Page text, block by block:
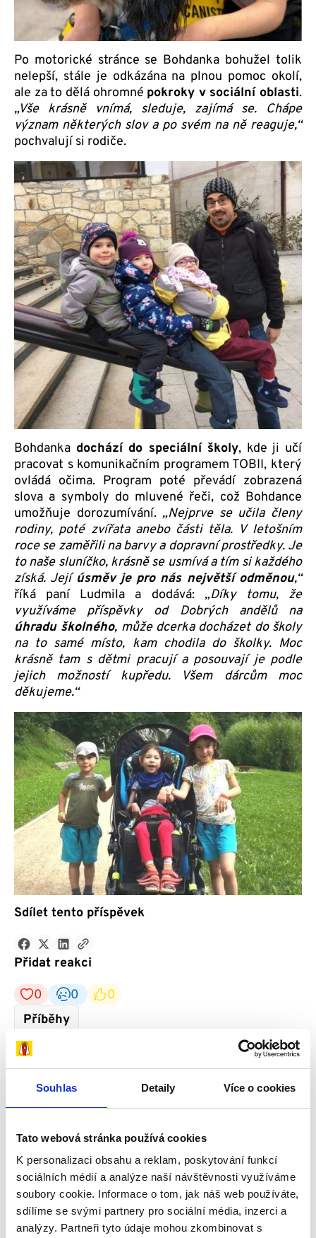
Souhlas Detaily Více o cookies
Tato webová stránka používá cookies
K personalizaci obsahu a reklam, poskytování funkcí
sociálních médií a analýze naší návštěvnosti využíváme
soubory cookie. Informace o tom, jak náš web používáte,
sdílíme se svými partnery pro sociální média, inzerci a
analýzy. Partneři tyto údaje mohou zkombinovat s
Po motorické stránce se Bohdanka bohužel tolik
nelepší, stále je odkázána na plnou pomoc okolí,
ale za to dělá ohromné pokroky v sociální oblasti.
„Vše krásně vnímá, sleduje, zajímá se. Chápe
význam některých slov a po svém na ně reaguje,“
pochvalují si rodiče.
Bohdanka dochází do speciální školy, kde ji učí
pracovat s komunikačním programem TOBII, který
ovládá očima. Program poté převádí zobrazená
slova a symboly do mluvené řeči, což Bohdance
umožňuje dorozumívání. „Nejprve se učila členy
rodiny, poté zvířata anebo části těla. V letošním
roce se zaměřili na barvy a dopravní prostředky. Je
to naše sluníčko, krásně se usmívá a tím si každého
získá. Její úsměv je pro nás největší odměnou,“
říká paní Ludmila a dodává: „Díky tomu, že
využíváme příspěvky od Dobrých andělů na
úhradu školného, může dcerka docházet do školy
na to samé místo, kam chodila do školky. Moc
krásně tam s dětmi pracují a posouvají je podle
jejich možností kupředu. Všem dárcům moc
děkujeme.“
Sdílet tento příspěvek
Přidat reakci
0
0
0
Příběhy
Příběhy